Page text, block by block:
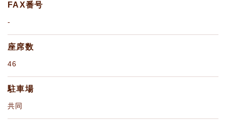
FAX番号
-
座席数
46
駐車場
共同